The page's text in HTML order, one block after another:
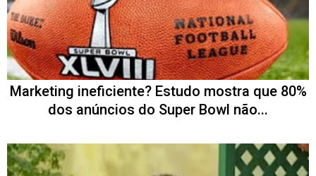
Marketing ineficiente? Estudo mostra que 80%
dos anúncios do Super Bowl não...